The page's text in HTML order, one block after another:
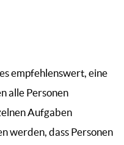
empfehlenswert, eine
alle Personen
Aufgaben
werden, dass Personen